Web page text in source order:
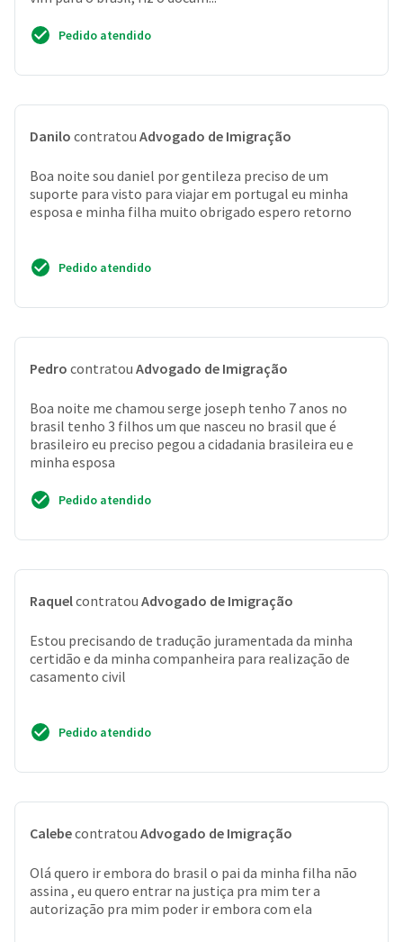
Pedido atendido
Danilo contratou Advogado de Imigração
Boa noite sou daniel por gentileza preciso de um
suporte para visto para viajar em portugal eu minha
esposa e minha filha muito obrigado espero retorno
Pedido atendido
Pedro contratou Advogado de Imigração
Boa noite me chamou serge joseph tenho 7 anos no
brasil tenho 3 filhos um que nasceu no brasil que é
brasileiro eu preciso pegou a cidadania brasileira eu e
minha esposa
Pedido atendido
Raquelcontratou Advogado de Imigração
Estou precisando de tradução juramentada da minha
certidão e da minha companheira para realização de
casamento civil
Pedido atendido
Calebecontratou Advogado de Imigração
Olá quero ir embora do brasil o pai da minha filha não
assina , eu quero entrar na justiça pra mim ter a
autorização pra mim poder ir embora com ela